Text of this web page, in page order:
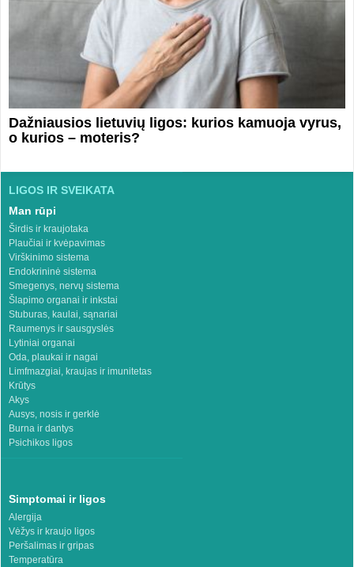
Dažniausios lietuvių ligos: kurios kamuoja vyrus,
o kurios – moteris?
LIGOS IR SVEIKATA
Man rūpi
Širdis ir kraujotaka
Plaučiai ir kvėpavimas
Virškinimo sistema
Endokrininė sistema
Smegenys, nervų sistema
Šlapimo organai ir inkstai
Stuburas, kaulai, sąnariai
Raumenys ir sausgyslės
Lytiniai organai
Oda, plaukai ir nagai
Limfmazgiai, kraujas ir imunitetas
Krūtys
Akys
Ausys, nosis ir gerklė
Burna ir dantys
Psichikos ligos
Simptomai ir ligos
Alergija
Vėžys ir kraujo ligos
Peršalimas ir gripas
Temperatūra